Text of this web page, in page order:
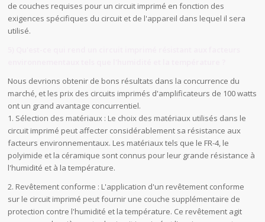
de couches requises pour un circuit imprimé en fonction des
exigences spécifiques du circuit et de l'appareil dans lequel il sera
utilisé.
Nous devrions obtenir de bons résultats dans la concurrence du
marché, et les prix des circuits imprimés d'amplificateurs de 100 watts
ont un grand avantage concurrentiel.
1. Sélection des matériaux : Le choix des matériaux utilisés dans le
circuit imprimé peut affecter considérablement sa résistance aux
facteurs environnementaux. Les matériaux tels que le FR-4, le
polyimide et la céramique sont connus pour leur grande résistance à
l'humidité et à la température.
2. Revêtement conforme : L'application d'un revêtement conforme
sur le circuit imprimé peut fournir une couche supplémentaire de
protection contre l'humidité et la température. Ce revêtement agit